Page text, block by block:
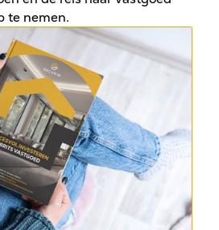
te nemen.